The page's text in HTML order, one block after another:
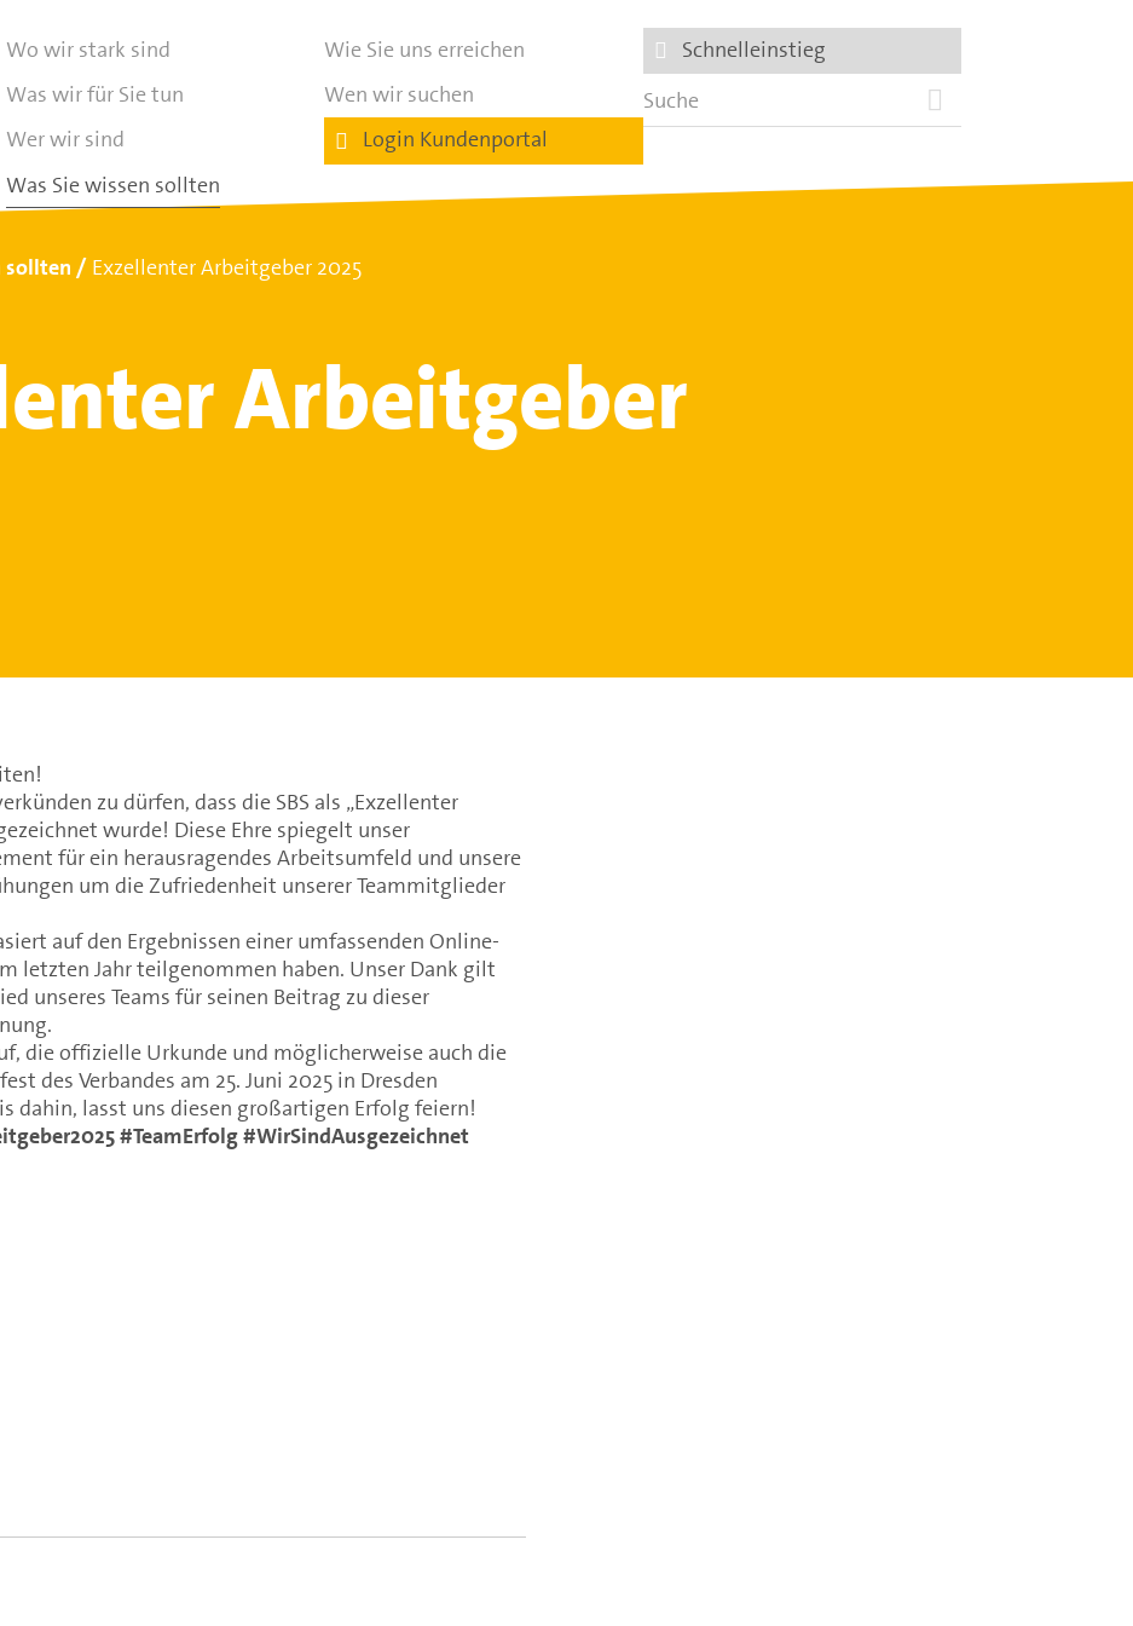
Wo wir stark sind
Was wir für Sie tun
Wer wir sind
Was Sie wissen sollten
Wie Sie uns erreichen
Wen wir suchen
Login Kundenportal
Schnelleinstieg
sollten Exzellenter Arbeitgeber 2025
Arbeitgeber
zu dürfen, dass die SBS als „Exzellenter
wurde! Diese Ehre spiegelt unser
für ein herausragendes Arbeitsumfeld und unsere
um die Zufriedenheit unserer Teammitglieder
auf den Ergebnissen einer umfassenden Online-
letzten Jahr teilgenommen haben. Unser Dank gilt
unseres Teams für seinen Beitrag zu dieser
die offizielle Urkunde und möglicherweise auch die
des Verbandes am 25. Juni 2025 in Dresden
dahin, lasst uns diesen großartigen Erfolg feiern!
#TeamErfolg#WirSindAusgezeichnet